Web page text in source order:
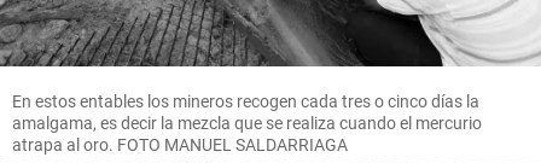
En estos entables los mineros recogen cada tres o cinco días la
amalgama, es decir la mezcla que se realiza cuando el mercurio
atrapa al oro. FOTO MANUEL SALDARRIAGA